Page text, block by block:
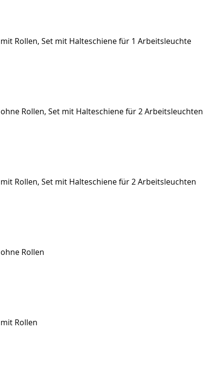
Rollen, Set mit Halteschiene für 1 Arbeitsleuchte
Rollen, Set mit Halteschiene für 2 Arbeitsleuchten
Rollen, Set mit Halteschiene für 2 Arbeitsleuchten
Rollen
Rollen